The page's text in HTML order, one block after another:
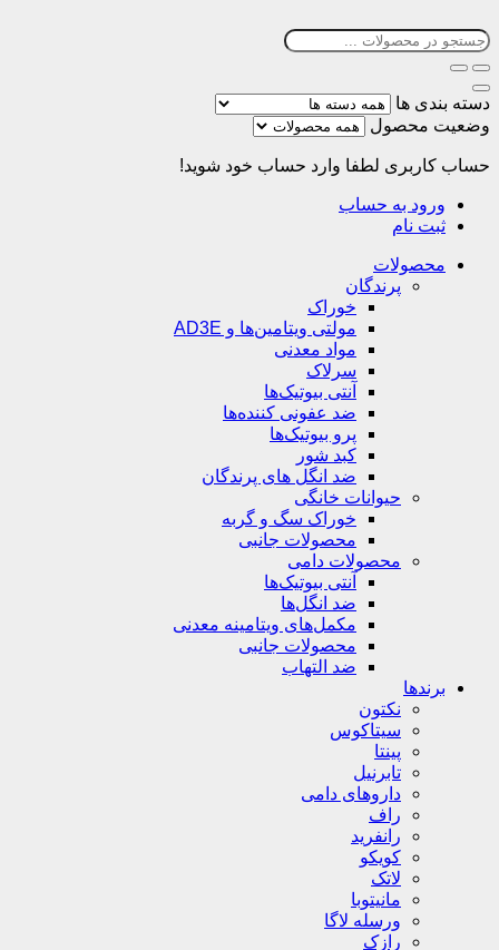
دسته بندی ها
وضعیت محصول
حساب کاربری لطفا وارد حساب خود شوید!
ورود به حساب
ثبت نام
محصولات
پرندگان
خوراک
مولتی ویتامین‌ها و AD3E
مواد معدنی
سرلاک
آنتی بیوتیک‌ها
ضد عفونی کننده‌ها
پرو بیوتیک‌ها
کبد شور
ضد انگل های پرندگان
حیوانات خانگی
خوراک سگ و گربه
محصولات جانبی
محصولات دامی
آنتی بیوتیک‌ها
ضد انگل‌ها
مکمل‌های ویتامینه معدنی
محصولات جانبی
ضد التهاب
برندها
نکتون
سیتاکوس
پینتا
تابرنیل
داروهای دامی
راف
رانفرید
کویکو
لاتک
مانیتوبا
ورسله لاگا
رازک